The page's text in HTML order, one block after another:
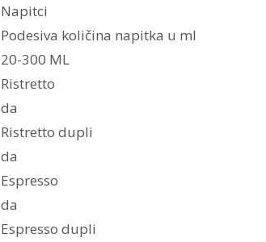
Napitci
Podesiva količina napitka u ml
20-300 ML
Ristretto
da
Ristretto dupli
da
Espresso
da
Espresso dupli